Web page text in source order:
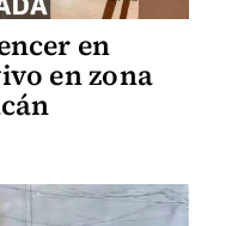
en
en zona